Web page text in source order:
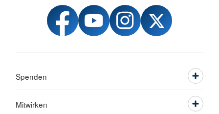
Spenden
Mitwirken